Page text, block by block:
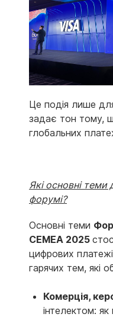
Це подія лише
задає тон тому,
глобальних
Які основні теми
форумі?
Основні теми
CEMEA 2025
цифрових
гарячих тем, які
Комерція,
інтелектом: